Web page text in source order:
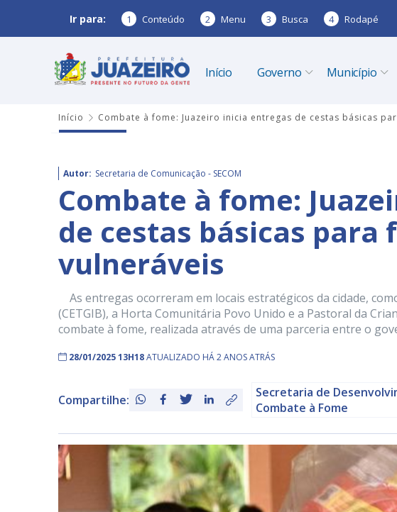
Ir para: 1 Conteúdo 2 Menu 3 Busca 4 Rodapé
Início Governo Município
Início Combate à fome: Juazeiro inicia entregas de cestas básicas
Autor: Secretaria de Comunicação - SECOM
Combate à fome:
de cestas básicas para
vulneráveis
As entregas ocorreram em locais estratégicos da cidade,
(CETGIB), a Horta Comunitária Povo Unido e a Pastoral da
combate à fome, realizada através de uma parceria entre o
28/01/2025 13H18ATUALIZADO HÁ 2 ANOS ATRÁS
Compartilhe:
Secretaria de
Combate à Fome